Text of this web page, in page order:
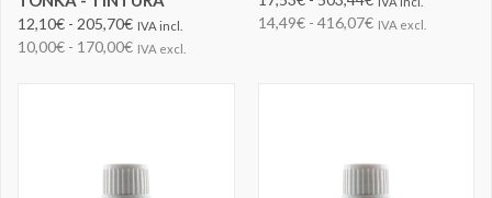
12,10€ - 205,70€ IVA incl.
10,00€ - 170,00€ IVA excl.
14,49€ - 416,07€ IVA excl.